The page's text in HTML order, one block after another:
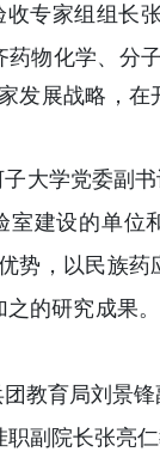
专家组组长张
药物化学、分
发展战略，
子大学党委副
室建设的单位
势，以民族
之的研究成果
教育局刘景锋
职副院长张亮